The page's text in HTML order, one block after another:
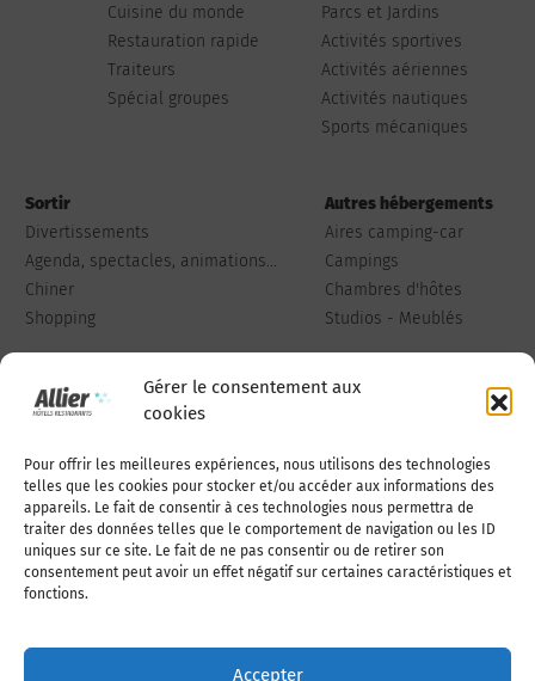
Gérer le consentement aux
cookies
Pour offrir les meilleures expériences, nous utilisons des technologies
telles que les cookies pour stocker et/ou accéder aux informations des
appareils. Le fait de consentir à ces technologies nous permettra de
traiter des données telles que le comportement de navigation ou les ID
uniques sur ce site. Le fait de ne pas consentir ou de retirer son
consentement peut avoir un effet négatif sur certaines caractéristiques et
fonctions.
Accepter
Cuisine du monde
Restauration rapide
Traiteurs
Spécial groupes
Parcs et Jardins
Activités sportives
Activités aériennes
Activités nautiques
Sports mécaniques
Sortir
Divertissements
Agenda, spectacles, animations...
Chiner
Shopping
Autres hébergements
Aires camping-car
Campings
Chambres d'hôtes
Studios - Meublés
Qui sommes-nous Publiez votre annonce
Adhérer à l’association Nous contacter